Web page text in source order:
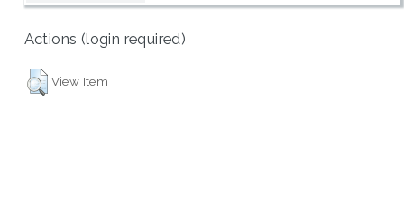
Actions (login required)
View Item